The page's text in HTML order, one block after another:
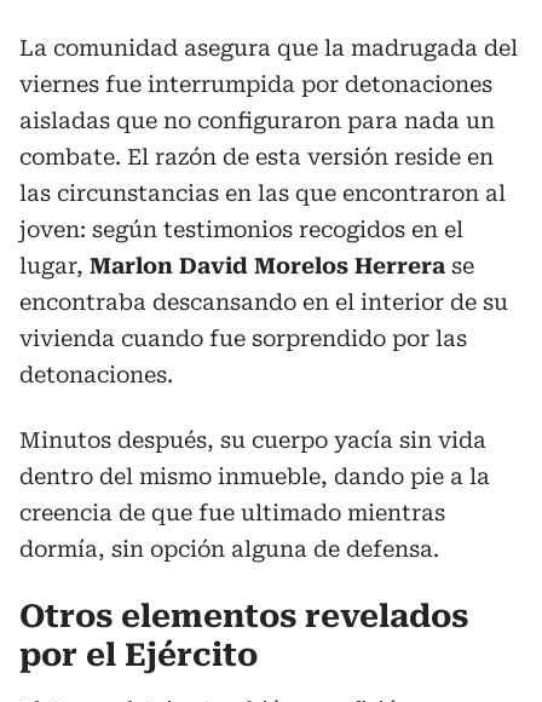
La comunidad asegura que la madrugada del
viernes fue interrumpida por detonaciones
aisladas que no configuraron para nada un
combate. El razón de esta versión reside en
las circunstancias en las que encontraron al
joven: según testimonios recogidos en el
lugar, Marlon David Morelos Herrera se
encontraba descansando en el interior de su
vivienda cuando fue sorprendido por las
detonaciones.
Minutos después, su cuerpo yacía sin vida
dentro del mismo inmueble, dando pie a la
creencia de que fue ultimado mientras
dormía, sin opción alguna de defensa.
Otros elementos revelados
por el Ejército